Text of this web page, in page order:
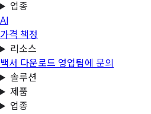
업종
AI
가격 책정
리소스
백서 다운로드 영업팀에 문의
솔루션
제품
업종